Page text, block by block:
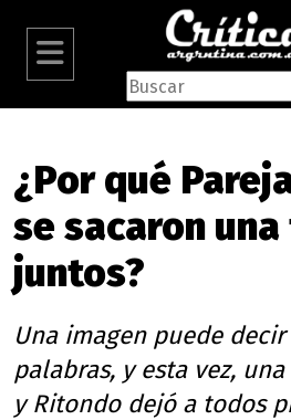
¿Por qué
se sacaron
juntos?
Una imagen puede
palabras, y esta vez,
y Ritondo dejó a todos